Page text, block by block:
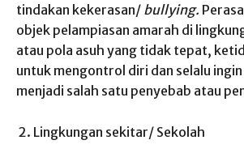
tindakan kekerasan/ bullying.
objek pelampiasan amarah di
atau pola asuh yang tidak tepat,
untuk mengontrol diri dan selalu
menjadi salah satu penyebab atau
Lingkungan sekitar/ Sekolah